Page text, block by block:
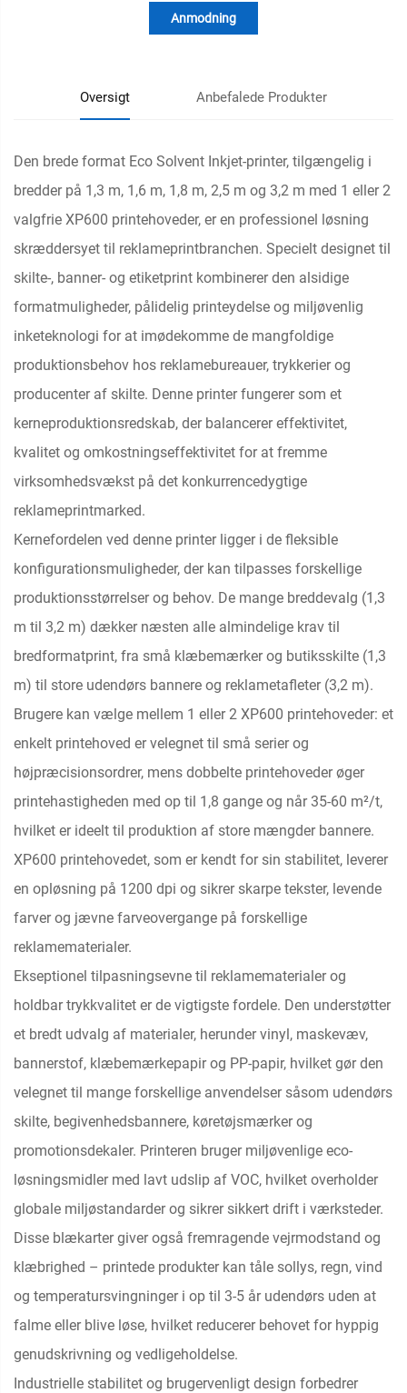
Anmodning
Oversigt Anbefalede Produkter
Den brede format Eco Solvent Inkjet-printer, tilgængelig i
bredder på 1,3 m, 1,6 m, 1,8 m, 2,5 m og 3,2 m med 1 eller 2
valgfrie XP600 printehoveder, er en professionel løsning
skræddersyet til reklameprintbranchen. Specielt designet til
skilte-, banner- og etiketprint kombinerer den alsidige
formatmuligheder, pålidelig printeydelse og miljøvenlig
inketeknologi for at imødekomme de mangfoldige
produktionsbehov hos reklamebureauer, trykkerier og
producenter af skilte. Denne printer fungerer som et
kerneproduktionsredskab, der balancerer effektivitet,
kvalitet og omkostningseffektivitet for at fremme
virksomhedsvækst på det konkurrencedygtige
reklameprintmarked.
Kernefordelen ved denne printer ligger i de fleksible
konfigurationsmuligheder, der kan tilpasses forskellige
produktionsstørrelser og behov. De mange breddevalg (1,3
m til 3,2 m) dækker næsten alle almindelige krav til
bredformatprint, fra små klæbemærker og butiksskilte (1,3
m) til store udendørs bannere og reklametafleter (3,2 m).
Brugere kan vælge mellem 1 eller 2 XP600 printehoveder: et
enkelt printehoved er velegnet til små serier og
højpræcisionsordrer, mens dobbelte printehoveder øger
printehastigheden med op til 1,8 gange og når 35-60 m²/t,
hvilket er ideelt til produktion af store mængder bannere.
XP600 printehovedet, som er kendt for sin stabilitet, leverer
en opløsning på 1200 dpi og sikrer skarpe tekster, levende
farver og jævne farveovergange på forskellige
reklamematerialer.
Ekseptionel tilpasningsevne til reklamematerialer og
holdbar trykkvalitet er de vigtigste fordele. Den understøtter
et bredt udvalg af materialer, herunder vinyl, maskevæv,
bannerstof, klæbemærkepapir og PP-papir, hvilket gør den
velegnet til mange forskellige anvendelser såsom udendørs
skilte, begivenhedsbannere, køretøjsmærker og
promotionsdekaler. Printeren bruger miljøvenlige eco-
løsningsmidler med lavt udslip af VOC, hvilket overholder
globale miljøstandarder og sikrer sikkert drift i værksteder.
Disse blækarter giver også fremragende vejrmodstand og
klæbrighed – printede produkter kan tåle sollys, regn, vind
og temperatursvingninger i op til 3-5 år udendørs uden at
falme eller blive løse, hvilket reducerer behovet for hyppig
genudskrivning og vedligeholdelse.
Industrielle stabilitet og brugervenligt design forbedrer